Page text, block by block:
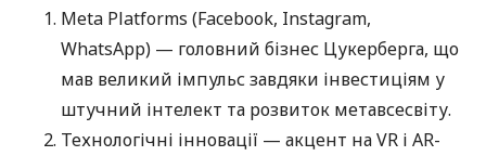
Meta Platforms (Facebook, Instagram,
WhatsApp) — головний бізнес Цукерберга, що
мав великий імпульс завдяки інвестиціям у
штучний інтелект та розвиток метавсесвіту.
Технологічні інновації — акцент на VR і AR-